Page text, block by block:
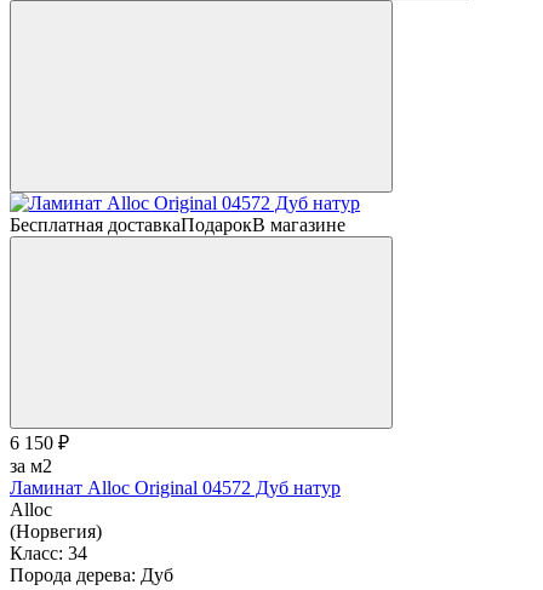
Бесплатная доставкаПодарокВ магазине
6 150 ₽
за м2
Ламинат Alloc Original 04572 Дуб натур
Alloc
(Норвегия)
Класс: 34
Порода дерева: Дуб